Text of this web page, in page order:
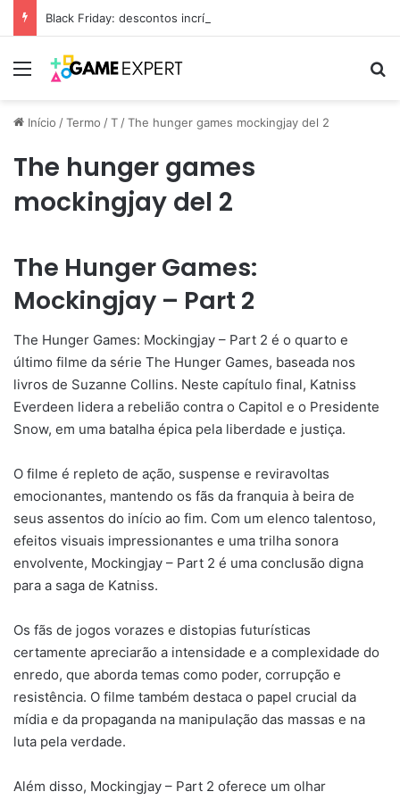
Black Friday: descontos incríveis em eletrônicos
Menu
Início /Termo /T /The hunger games mockingjay del 2
The hunger games
mockingjay del 2
The Hunger Games:
Mockingjay – Part 2
The Hunger Games: Mockingjay – Part 2 é o quarto e
último filme da série The Hunger Games, baseada nos
livros de Suzanne Collins. Neste capítulo final, Katniss
Everdeen lidera a rebelião contra o Capitol e o Presidente
Snow, em uma batalha épica pela liberdade e justiça.
O filme é repleto de ação, suspense e reviravoltas
emocionantes, mantendo os fãs da franquia à beira de
seus assentos do início ao fim. Com um elenco talentoso,
efeitos visuais impressionantes e uma trilha sonora
envolvente, Mockingjay – Part 2 é uma conclusão digna
para a saga de Katniss.
Os fãs de jogos vorazes e distopias futurísticas
certamente apreciarão a intensidade e a complexidade do
enredo, que aborda temas como poder, corrupção e
resistência. O filme também destaca o papel crucial da
mídia e da propaganda na manipulação das massas e na
luta pela verdade.
Além disso, Mockingjay – Part 2 oferece um olhar